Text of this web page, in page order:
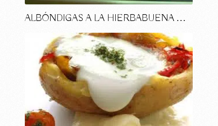
ALBÓNDIGAS A LA HIERBABUENA …